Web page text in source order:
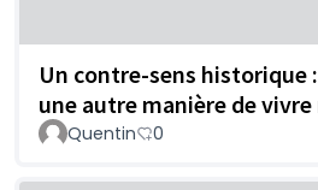
Un contre-sens historique
une autre manière de
Quentin 0